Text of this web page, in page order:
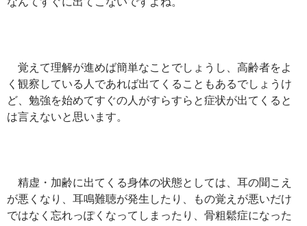
覚えて理解が進めば簡単なことでしょうし、高齢者をよ
く観察している人であれば出てくることもあるでしょうけ
ど、勉強を始めてすぐの人がすらすらと症状が出てくると
は言えないと思います。
精虚・加齢に出てくる身体の状態としては、耳の聞こえ
が悪くなり、耳鳴難聴が発生したり、もの覚えが悪いだけ
ではなく忘れっぽくなってしまったり、骨粗鬆症になった